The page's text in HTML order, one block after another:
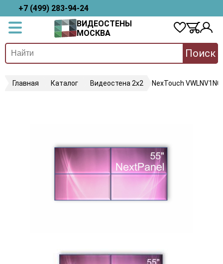
+7 (499) 283-94-24
ВИДЕОСТЕНЫ
МОСКВА
Поиск
Главная Каталог Видеостена 2x2 NexTouch